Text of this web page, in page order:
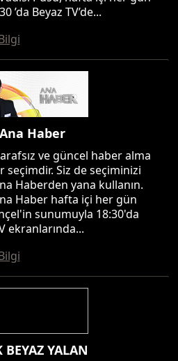
’da Beyaz TV’de...
Haber
ve güncel haber alma
seçimdir. Siz de seçiminizi
Haberden yana kullanın.
Haber hafta içi her gün
sunumuyla 18:30'da
ekranlarında...
BEYAZ YALAN